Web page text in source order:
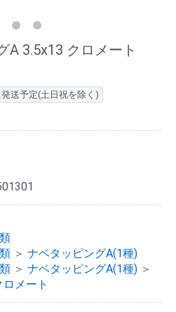
A 3.5x13 クロメート
送予定(土日祝を除く)
＞ ナベタッピングA(1種)
＞ ナベタッピングA(1種) ＞
メート